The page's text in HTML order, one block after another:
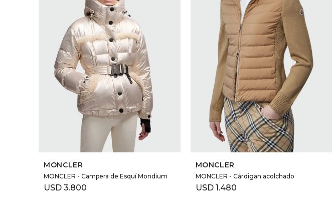
SELECCIONAR TALLE
MONCLER
MONCLER - Campera de Esquí Mondium
USD 3.800
SELECCIONAR TALLE
MONCLER
MONCLER - Cárdigan acolchado
USD 1.480